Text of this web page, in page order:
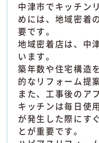
中津市でキッチン
めには、地域密着
要です。
地域密着店は、中
います。
築年数や住宅構造
的なリフォーム提
また、工事後のア
キッチンは毎日使
が発生した際にす
とが重要です。